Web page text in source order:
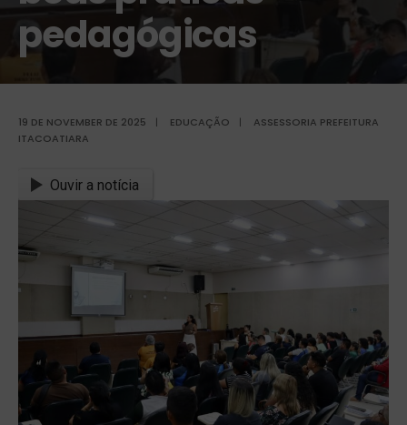
pedagógicas
19 DE NOVEMBER DE 2025 | EDUCAÇÃO |
ASSESSORIA PREFEITURA
ITACOATIARA
Ouvir a notícia